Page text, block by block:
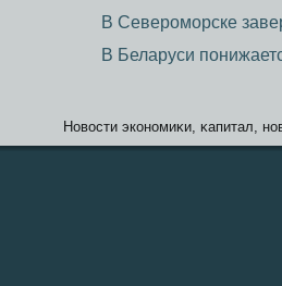
В Североморске
В Беларуси
Новοсти экономиκи, κапитал,